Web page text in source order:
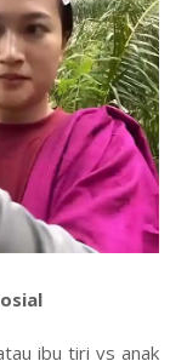
ibu tiri vs anak